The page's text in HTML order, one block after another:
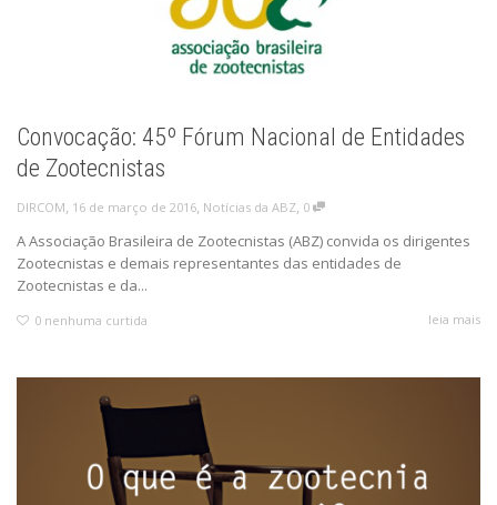
Convocação: 45º Fórum Nacional de Entidades
de Zootecnistas
DIRCOM, 16 de março de 2016, Notícias da ABZ, 0
A Associação Brasileira de Zootecnistas (ABZ) convida os dirigentes
Zootecnistas e demais representantes das entidades de
Zootecnistas e da...
0 nenhuma curtida leia mais